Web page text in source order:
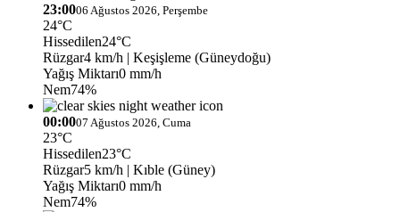
23:0006 Ağustos 2026, Perşembe
24°C
Hissedilen24°C
Rüzgar4 km/h | Keşişleme (Güneydoğu)
Yağış Miktarı0 mm/h
Nem74%
00:0007 Ağustos 2026, Cuma
23°C
Hissedilen23°C
Rüzgar5 km/h | Kıble (Güney)
Yağış Miktarı0 mm/h
Nem74%